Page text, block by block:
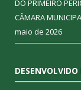
DO PRIMEIRO
CÂMARA
maio de 2026
DESENVOLVIDO